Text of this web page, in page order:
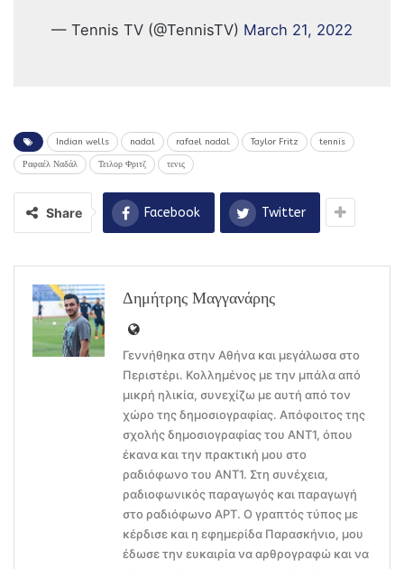
— Tennis TV (@TennisTV) March 21, 2022
Indian wells nadal rafael nadal Taylor Fritz tennis
Ραφαέλ Ναδάλ Τειλορ Φριτζ τενις
Share Facebook Twitter
Δημήτρης Μαγγανάρης
Γεννήθηκα στην Αθήνα και μεγάλωσα στο
Περιστέρι. Κολλημένος με την μπάλα από
μικρή ηλικία, συνεχίζω με αυτή από τον
χώρο της δημοσιογραφίας. Απόφοιτος της
σχολής δημοσιογραφίας του ΑΝΤ1, όπου
έκανα και την πρακτική μου στο
ραδιόφωνο του ΑΝΤ1. Στη συνέχεια,
ραδιοφωνικός παραγωγός και παραγωγή
στο ραδιόφωνο ΑΡΤ. Ο γραπτός τύπος με
κέρδισε και η εφημερίδα Παρασκήνιο, μου
έδωσε την ευκαιρία να αρθρογραφώ και να